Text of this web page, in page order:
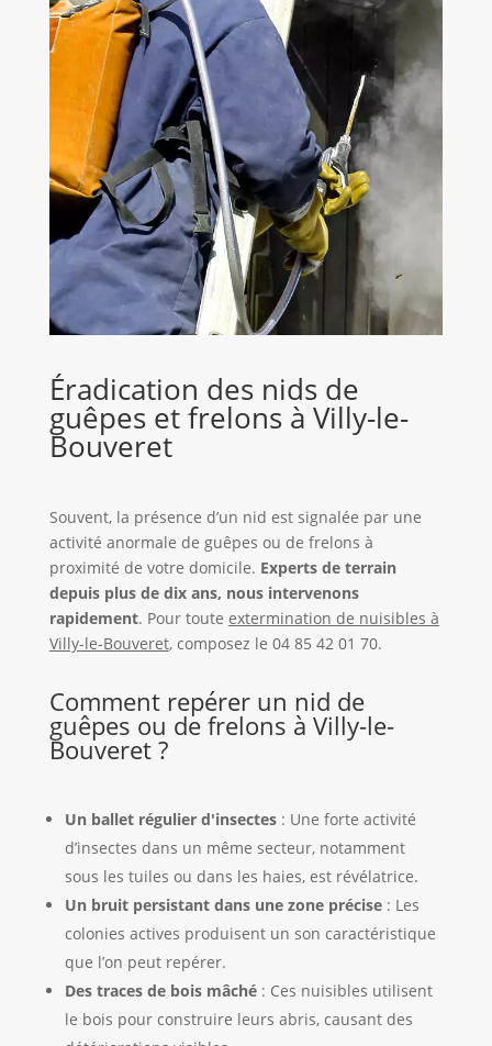
Éradication des nids de
guêpes et frelons à Villy-le-
Bouveret
Souvent, la présence d’un nid est signalée par une
activité anormale de guêpes ou de frelons à
proximité de votre domicile. Experts de terrain
depuis plus de dix ans, nous intervenons
rapidement. Pour toute extermination de nuisibles à
Villy-le-Bouveret, composez le 04 85 42 01 70.
Comment repérer un nid de
guêpes ou de frelons à Villy-le-
Bouveret ?
Un ballet régulier d'insectes: Une forte activité
d’insectes dans un même secteur, notamment
sous les tuiles ou dans les haies, est révélatrice.
Un bruit persistant dans une zone précise: Les
colonies actives produisent un son caractéristique
que l’on peut repérer.
Des traces de bois mâché: Ces nuisibles utilisent
le bois pour construire leurs abris, causant des